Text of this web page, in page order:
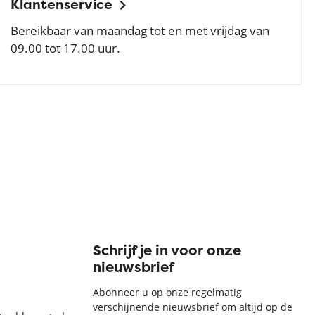
Klantenservice
Bereikbaar van maandag tot en met vrijdag van
09.00 tot 17.00 uur.
Schrijf je in voor onze
nieuwsbrief
Abonneer u op onze regelmatig
verschijnende nieuwsbrief om altijd op de